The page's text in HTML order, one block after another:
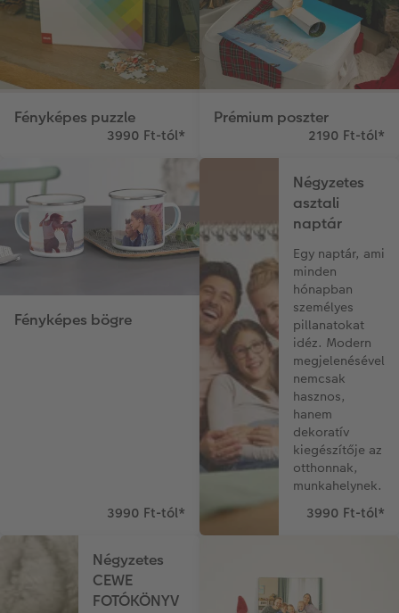
Fényképes puzzle
3990 Ft-tól*
Prémium poszter
2190 Ft-tól*
Fényképes bögre
3990 Ft-tól*
Négyzetes
asztali
naptár
Egy naptár, ami
minden
hónapban
személyes
pillanatokat
idéz. Modern
megjelenésével
nemcsak
hasznos,
hanem
dekoratív
kiegészítője az
otthonnak,
munkahelynek.
3990 Ft-tól*
Négyzetes
CEWE
FOTÓKÖNYV